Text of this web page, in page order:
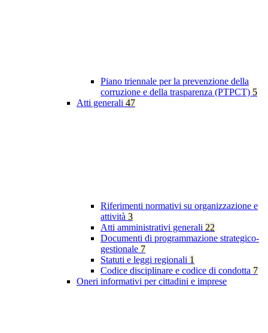
Piano triennale per la prevenzione della
corruzione e della trasparenza (PTPCT) 5
Atti generali 47
Riferimenti normativi su organizzazione e
attività 3
Atti amministrativi generali 22
Documenti di programmazione strategico-
gestionale 7
Statuti e leggi regionali 1
Codice disciplinare e codice di condotta 7
Oneri informativi per cittadini e imprese